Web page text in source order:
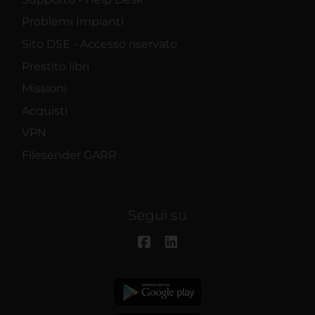
Problemi Impianti
Sito DSE - Accesso riservato
Prestito libri
Missioni
Acquisti
VPN
Filesender GARR
Segui su